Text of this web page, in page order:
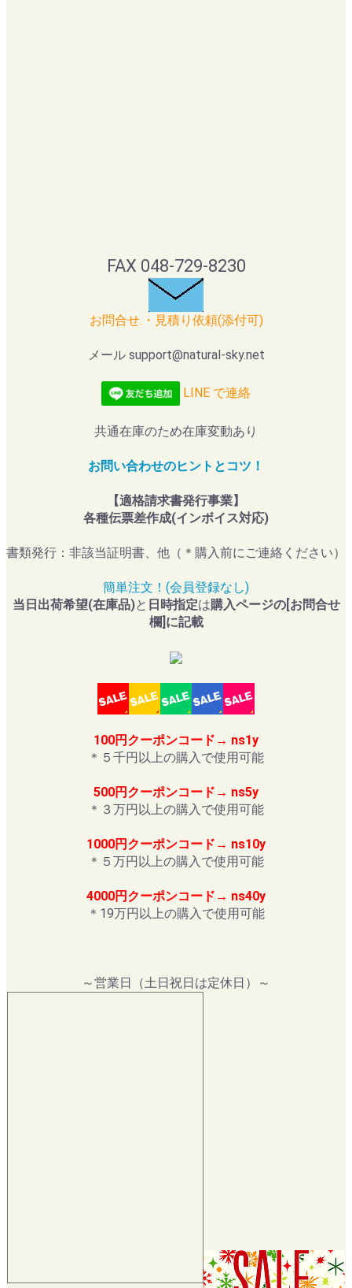
FAX 048-729-8230
お問合せ.・見積り依頼(添付可)
メール support@natural-sky.net
LINE で連絡
共通在庫のため在庫変動あり
お問い合わせのヒントとコツ！
【適格請求書発行事業】
各種伝票差作成(インボイス対応)
書類発行：非該当証明書、他（＊購入前にご連絡ください）
簡単注文！(会員登録なし)
当日出荷希望(在庫品)と 日時指定は購入ページの[お問合せ
欄]に記載
100円クーポンコード→ ns1y
＊５千円以上の購入で使用可能
500円クーポンコード→ ns5y
＊３万円以上の購入で使用可能
1000円クーポンコード→ ns10y
＊５万円以上の購入で使用可能
4000円クーポンコード→ ns40y
＊19万円以上の購入で使用可能
～営業日（土日祝日は定休日）～